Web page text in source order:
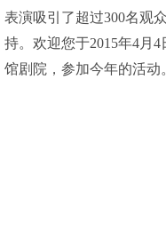
表演吸引了超过300名观
持。欢迎您于2015年4月
馆剧院，参加今年的活动